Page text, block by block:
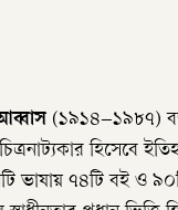
(১৯১৪–১৯৮৭)
হিসেবে
ভাষায় ৭৪টি বই ও